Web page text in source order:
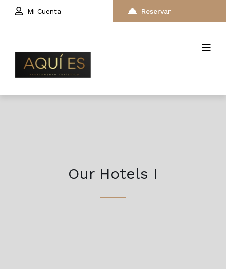
Mi Cuenta Reservar
Our Hotels I